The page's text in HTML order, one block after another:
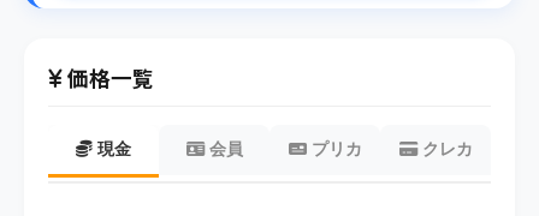
価格一覧
現金 会員 プリカ クレカ